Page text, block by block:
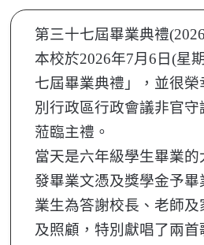
第三十七屆畢業典禮
本校於2026年7月6日(星
七屆畢業典禮」，並很
別行政區行政會議非官守
蒞臨主禮。
當天是六年級學生畢業
發畢業文憑及獎學金予畢
業生為答謝校長、老師
及照顧，特別獻唱了兩